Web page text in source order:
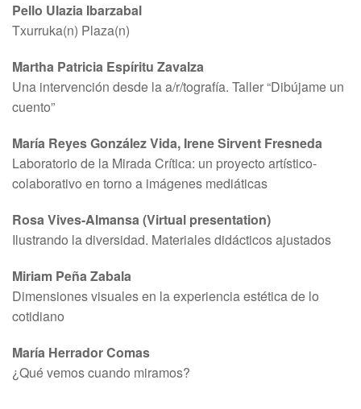
Pello Ulazia Ibarzabal
Txurruka(n) Plaza(n)
Martha Patricia Espíritu Zavalza
Una intervención desde la a/r/tografía. Taller “Dibújame un
cuento”
María Reyes González Vida, Irene Sirvent Fresneda
Laboratorio de la Mirada Crítica: un proyecto artístico-
colaborativo en torno a imágenes mediáticas
Rosa Vives-Almansa (Virtual presentation)
Ilustrando la diversidad. Materiales didácticos ajustados
Miriam Peña Zabala
Dimensiones visuales en la experiencia estética de lo
cotidiano
María Herrador Comas
¿Qué vemos cuando miramos?